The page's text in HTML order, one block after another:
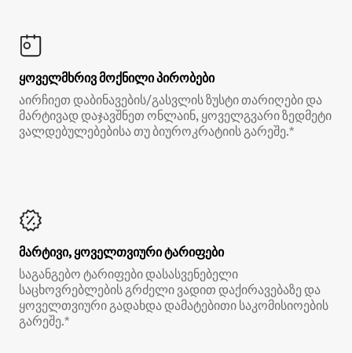
ყოველმხრივ მოქნილი პირობები
აირჩიეთ დაბინავების/გასვლის ზუსტი თარიღები და
მარტივად დაჯავშნეთ ონლაინ, ყოველგვარი ზედმეტი
ვალდებულებებისა თუ ბიუროკრატიის გარეშე.*
მარტივი, ყოველთვიური ტარიფები
საგანგებო ტარიფები დასასვენებელი
საცხოვრებლების გრძელი ვადით დაქირავებაზე და
ყოველთვიური გადახდა დამატებითი საკომისიოების
გარეშე.*